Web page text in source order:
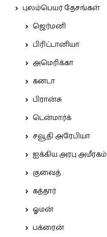
புலம்பெயர் தேசங்கள்
ஜெர்மனி
பிரிட்டானியா
அமெரிக்கா
கனடா
பிரான்சு
டென்மார்க்
சவூதி அரேபியா
ஐக்கிய அரபு அமீரகம்
குவைத்
கத்தார்
ஓமன்
பக்ரைன்